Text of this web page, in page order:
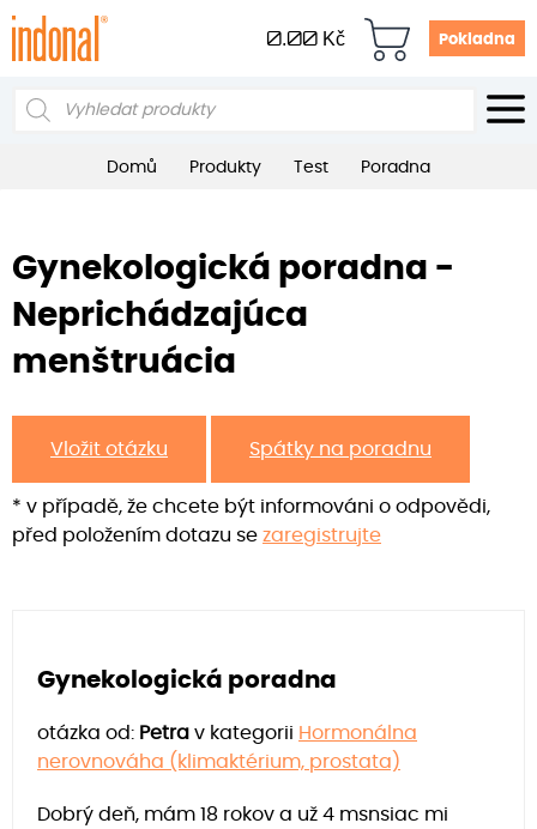
0.00 Kč Pokladna
Products
Domů Produkty Test Poradna
Gynekologická poradna -
Neprichádzajúca
menštruácia
Vložit otázku Spátky na poradnu
* v případě, že chcete být informováni o odpovědi,
před položením dotazu se zaregistrujte
Gynekologická poradna
otázka od: Petra v kategorii Hormonálna
nerovnováha (klimaktérium, prostata)
Dobrý deň, mám 18 rokov a už 4 msnsiac mi